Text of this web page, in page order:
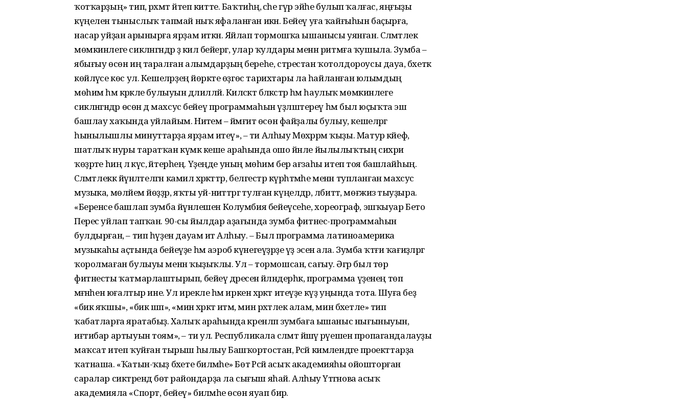
ҡотҡарҙың» тип, рәхмәт әйтеп китте. Баҡтиһәң, әсәһе гүр эйәһе булып ҡалғас, яңғыҙы
күңеленә тыныслыҡ тапмай ныҡ яфаланған икән. Бейеү уға ҡайғыһын баҫырға,
насар уйҙан арынырға ярҙам иткән. Яйлап тормошҡа ышанысы уянған. Сәлә­мәтлек
мөмкинлеге сикләнгәндәр ҙә килә бейергә, улар ҡулдары менән ритмға ҡушыла. Зумба –
ябығыу өсөн иң таралған алымдарҙың береһе, стрестан ҡотолдороусы дауа, бәхеткә
көйләүсе көс ул. Кешеләрҙең йөрәкте өҙгөс тарихтары ла һайланған юлымдың
мөһим һәм кәрәкле булыуын дәлилләй. Киләсәктә бәләкәстәр һәм һаулыҡ мөмкинлеге
сикләнгәндәр өсөн дә махсус бейеү программаһын үҙләштереү һәм был юҫыҡта эш
башлау хаҡында уйлайым. Ниәтем – йәмғиәт өсөн файҙалы булыу, кешеләргә
һынылышлы минуттарҙа ярҙам итеү», – ти Алһыу Мөхәррәм ҡыҙы. Матур кәйеф,
шатлыҡ нуры таратҡан күмәк кеше араһында ошо йәнле йылылыҡтың сихри
ҡөҙрәте һиңә лә күсә, әйтерһең. Үҙеңде уның мөһим бер ағзаһы итеп тоя башлайһың.
Сәләмәтлеккә йүнәлтелгән камил хәрәкәттәр, белгестәр күрһәтмәһе менән тупланған махсус
музыка, мөләйем йөҙҙәр, яҡты уй-ниәттәргә тулған күңелдәр, әлбиттә, мөғжизә тыуҙыра.
«Беренсе башлап зумба йүнәлешен Колумбия бейеүсеһе, хореограф, эшҡыуар Бето
Перес уйлап тапҡан. 90-сы йылдар аҙағында зумба фитнес-программаһын
булдырған, – тип һүҙен дауам итә Алһыу. – Был программа латиноамерика
музыкаһы аҫтында бейеүҙе һәм аэроб күнегеүҙәрҙе үҙ эсенә ала. Зумба ҡәтғи ҡағиҙәләргә
ҡоролмаған булыуы менән ҡыҙыҡлы. Ул – тормошсан, сағыу. Әгәр был төр
фитнесты ҡатмарлаштырып, бейеү дәресенә әйләндерһәк, программа үҙенең төп
мәғәнәһен юғалтыр ине. Ул ирекле һәм иркен хәрәкәт итеүҙе күҙ уңында тота. Шуға беҙ
«бик яҡшы», «бик шәп», «мин хәрәкәт итәм, мин рәхәтлек алам, мин бәхетле» тип
ҡабатларға яратабыҙ. Халыҡ араһында әкренләп зумбаға ышаныс нығыныуын,
иғтибар артыуын тоям», – ти ул. Республикала сәләмәт йәшәү рәүешен пропагандалауҙы
маҡсат итеп ҡуйған тырыш һылыу Башҡортостан, Рәсәй кимәлендәге проекттарҙа
ҡатнаша. «Ҡатын-ҡыҙ бәхете биләмәһе» Бөтә Рәсәй асыҡ академияһы ойошторған
саралар сиктәрендә бөтә райондарҙа ла сығыш яһай. Алһыу Үтәгәнова асыҡ
академияла «Спорт, бейеү» биләмәһе өсөн яуап бирә.